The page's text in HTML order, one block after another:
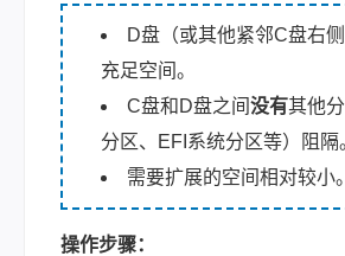
D盘（或其他紧邻C盘右
充足空间。
C盘和D盘之间没有其他
分区、EFI系统分区等）阻隔
需要扩展的空间相对较小。
操作步骤：